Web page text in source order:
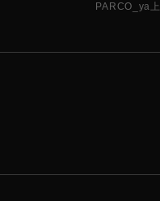
PARCO_ya